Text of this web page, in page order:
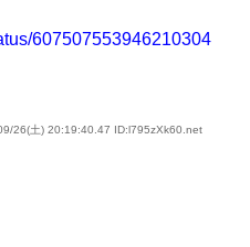
607507553946210304
26(土) 20:19:40.47 ID:l795zXk60.net